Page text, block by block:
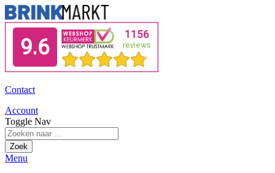
Contact
Account
Toggle Nav
Zoek
Menu